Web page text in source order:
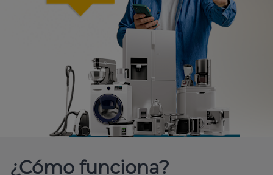
¿Cómo funciona?